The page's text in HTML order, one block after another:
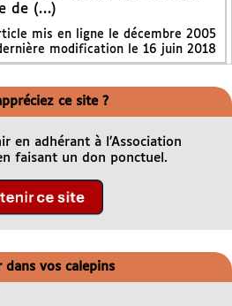
de (…)
mis en ligne le décembre 2005
modification le 16 juin 2018
ce site ?
en adhérant à l’Association
faisant un don ponctuel.
dans vos calepins